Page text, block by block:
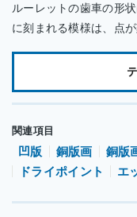
ルーレットの歯車の形
に刻まれる模様は、点
の突起が付けられてい
どの点密度が違う種類
が違う種類のものがあ
部分が球や紡錘形（卵
あります。このムーレ
比べて不規則な点の集
ルーレットの使用法は
関連項目
凹版 銅版画 銅版
ドライポイント
エ